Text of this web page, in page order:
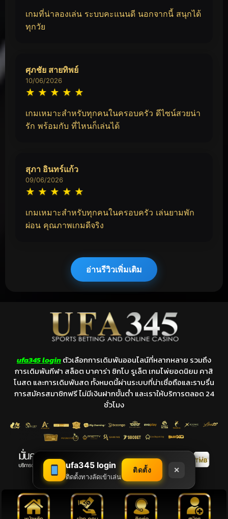
เกมที่น่าลองเล่น ระบบคะแนนดี นอกจากนี้ สนุกได้
ทุกวัย
ศุภชัย สายทิพย์
10/06/2026
★ ★ ★ ★ ★
เกมเหมาะสำหรับทุกคนในครอบครัว ดีไซน์สวยน่า
รัก พร้อมกับ ที่ไหนก็เล่นได้
สุภา อินทร์แก้ว
09/06/2026
★ ★ ★ ★ ★
เกมเหมาะสำหรับทุกคนในครอบครัว เล่นยามพัก
ผ่อน คุณภาพเกมดีจริง
อ่านรีวิวเพิ่มเติม
ufa345 loginตัวเลือกการเดิมพันออนไลน์ที่หลากหลาย รวมถึง
การเดิมพันกีฬา สล็อต บาคาร่า ซิกโบ รูเล็ต เกมไพ่ยอดนิยม คาสิ
โนสด และการเดิมพันสด ทั้งหมดนี้ผ่านระบบที่น่าเชื่อถือและราบรื่น
การสมัครสมาชิกฟรี ไม่มีเงินฝากขั้นต่ำ และเราให้บริการตลอด 24
ชั่วโมง
Copyright © 2025 by ohmysuperfly.com
ufa345 login
ติดตั้งทางลัดเข้าเล่น
ติดตั้ง ✕